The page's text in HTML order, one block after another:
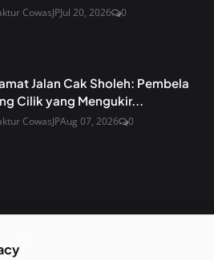
CowasJPJul 20, 2026 0
Jalan Cak Sholeh: Pembela
Cilik yang Mengukir...
CowasJPAug 07, 2026 0